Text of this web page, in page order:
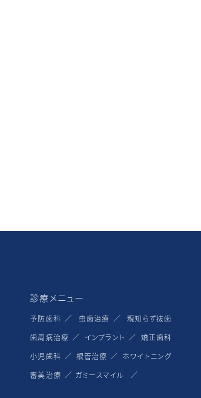
診療メニュー
予防⻭科 ⾍⻭治療
親知らず抜⻭
⻭周病治療
インプラント
矯正⻭科
⼩児⻭科
根管治療
ホワイトニング
審美治療
ガミースマイル